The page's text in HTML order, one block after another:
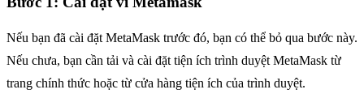
Nếu bạn đã cài đặt MetaMask trước đó, bạn có thể bỏ qua bước này.
Nếu chưa, bạn cần tải và cài đặt tiện ích trình duyệt MetaMask từ
trang chính thức hoặc từ cửa hàng tiện ích của trình duyệt.